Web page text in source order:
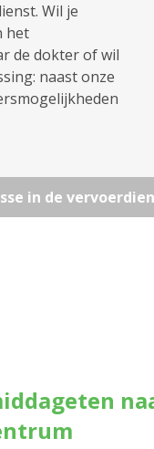
Wil je
het
de dokter of wil
naast onze
in de